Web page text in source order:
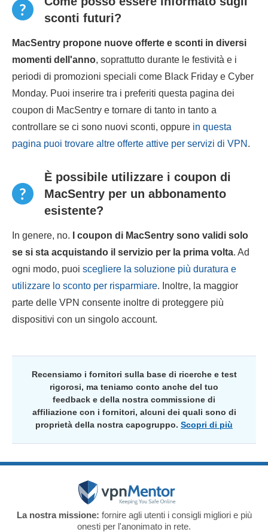
sconti futuri?
MacSentry propone nuove offerte e sconti in diversi
momenti dell'anno, soprattutto durante le festività e i
periodi di promozioni speciali come Black Friday e Cyber
Monday. Puoi inserire tra i preferiti questa pagina dei
coupon di MacSentry e tornare di tanto in tanto a
controllare se ci sono nuovi sconti, oppure in questa
pagina puoi trovare altre offerte attive per servizi di VPN .
È possibile utilizzare i coupon di
MacSentry per un abbonamento
esistente?
In genere, no.
I coupon di MacSentry sono validi solo
se si sta acquistando il servizio per la prima volta. Ad
ogni modo, puoi scegliere la soluzione più duratura e
utilizzare lo sconto per risparmiare. Inoltre, la maggior
parte delle VPN consente inoltre di proteggere più
dispositivi con un singolo account.
Recensiamo i fornitori sulla base di ricerche e test
rigorosi, ma teniamo conto anche del tuo
feedback e della nostra commissione di
affiliazione con i fornitori, alcuni dei quali sono di
proprietà della nostra capogruppo. Scopri di più
La nostra missione: fornire agli utenti i consigli migliori e più
onesti per l'anonimato in rete.